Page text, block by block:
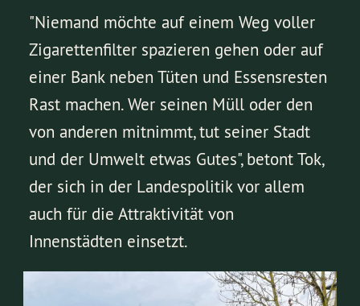
"Niemand möchte auf einem Weg voller
Zigarettenfilter spazieren gehen oder auf
einer Bank neben Tüten und Essensresten
Rast machen. Wer seinen Müll oder den
von anderen mitnimmt, tut seiner Stadt
und der Umwelt etwas Gutes", betont Tok,
der sich in der Landespolitik vor allem
auch für die Attraktivität von
Innenstädten einsetzt.